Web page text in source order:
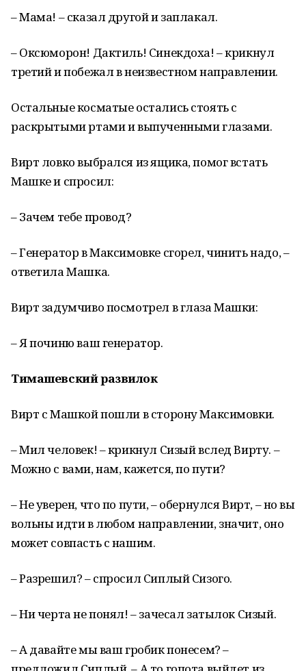
– Мама! – сказал другой и заплакал.
– Оксюморон! Дактиль! Синекдоха! – крикнул
третий и побежал в неизвестном направлении.
Остальные косматые остались стоять с
раскрытыми ртами и выпученными глазами.
Вирт ловко выбрался из ящика, помог встать
Машке и спросил:
– Зачем тебе провод?
– Генератор в Максимовке сгорел, чинить надо, –
ответила Машка.
Вирт задумчиво посмотрел в глаза Машки:
– Я починю ваш генератор.
Тимашевский развилок
Вирт с Машкой пошли в сторону Максимовки.
– Мил человек! – крикнул Сизый вслед Вирту. –
Можно с вами, нам, кажется, по пути?
– Не уверен, что по пути, – обернулся Вирт, – но вы
вольны идти в любом направлении, значит, оно
может совпасть с нашим.
– Разрешил? – спросил Сиплый Сизого.
– Ни черта не понял! – зачесал затылок Сизый.
– А давайте мы ваш гробик понесем? –